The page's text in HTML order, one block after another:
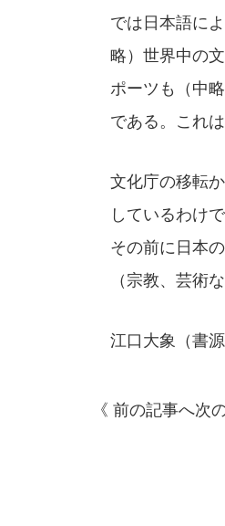
では日本語に
略）世界中の
ポーツも（中
である。これ
文化庁の移転
しているわけで
その前に日本
（宗教、芸術
江口大象（書
《 前の記事へ次